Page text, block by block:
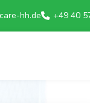
hh.de +49 40